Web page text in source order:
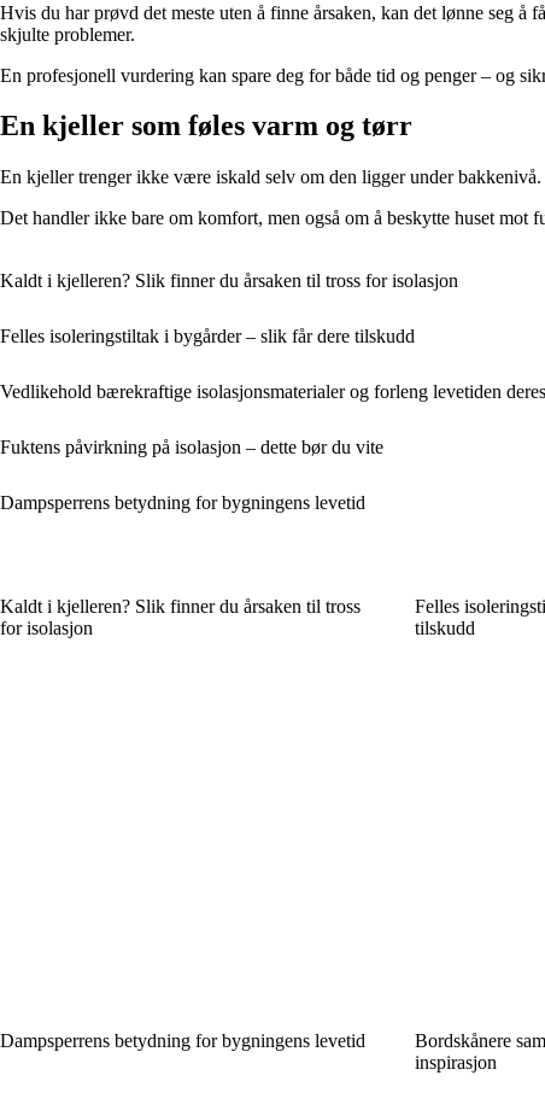
Hvis du har prøvd det meste uten å finne årsaken, kan det lønne seg
skjulte problemer.
En profesjonell vurdering kan spare deg for både tid og penger – og
En kjeller som føles varm og tørr
En kjeller trenger ikke være iskald selv om den ligger under
Det handler ikke bare om komfort, men også om å beskytte huset
Kaldt i kjelleren? Slik finner du årsaken til tross for isolasjon
Felles isoleringstiltak i bygårder – slik får dere tilskudd
Vedlikehold bærekraftige isolasjonsmaterialer og forleng levetiden deres
Fuktens påvirkning på isolasjon – dette bør du vite
Dampsperrens betydning for bygningens levetid
Kaldt i kjelleren? Slik finner du årsaken til tross
for isolasjon
Felles
tilskudd
Dampsperrens betydning for bygningens levetid
Bordskånere
inspirasjon